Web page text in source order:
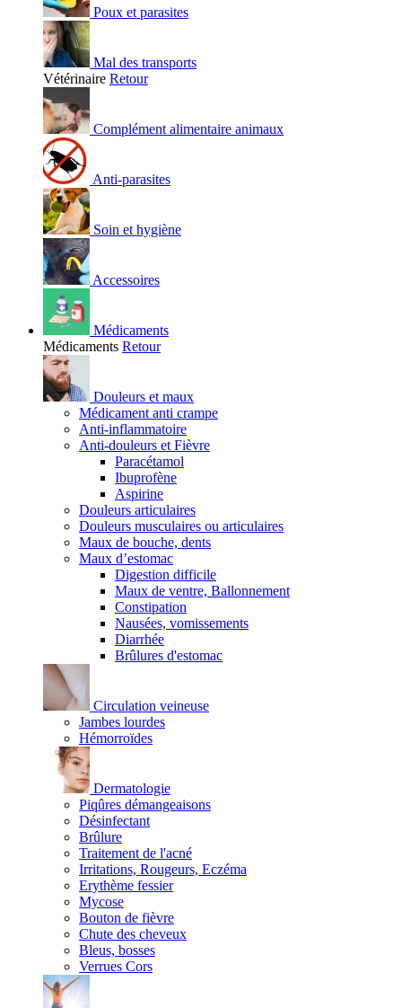
Poux et parasites
Mal des transports
Vétérinaire Retour
Complément alimentaire animaux
Anti-parasites
Soin et hygiène
Accessoires
Médicaments
Médicaments Retour
Douleurs et maux
Médicament anti crampe
Anti-inflammatoire
Anti-douleurs et Fièvre
Paracétamol
Ibuprofène
Aspirine
Douleurs articulaires
Douleurs musculaires ou articulaires
Maux de bouche, dents
Maux d’estomac
Digestion difficile
Maux de ventre, Ballonnement
Constipation
Nausées, vomissements
Diarrhée
Brûlures d'estomac
Circulation veineuse
Jambes lourdes
Hémorroïdes
Dermatologie
Piqûres démangeaisons
Désinfectant
Brûlure
Traitement de l'acné
Irritations, Rougeurs, Eczéma
Erythème fessier
Mycose
Bouton de fièvre
Chute des cheveux
Bleus, bosses
Verrues Cors